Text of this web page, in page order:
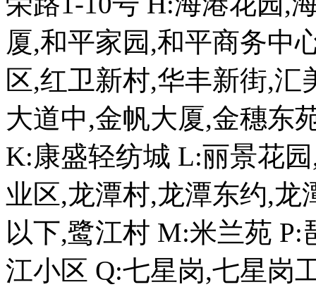
厦,和平家园,和平商务中
区,红卫新村,华丰新街,汇
大道中,金帆大厦,金穗东
K:康盛轻纺城 L:丽景花
业区,龙潭村,龙潭东约,龙
以下,鹭江村 M:米兰苑
江小区 Q:七星岗,七星岗